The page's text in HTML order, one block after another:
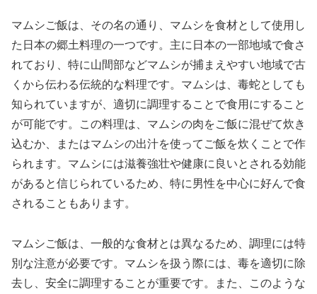
マムシご飯は、その名の通り、マムシを食材として使用し
た日本の郷土料理の一つです。主に日本の一部地域で食さ
れており、特に山間部などマムシが捕まえやすい地域で古
くから伝わる伝統的な料理です。マムシは、毒蛇としても
知られていますが、適切に調理することで食用にすること
が可能です。この料理は、マムシの肉をご飯に混ぜて炊き
込むか、またはマムシの出汁を使ってご飯を炊くことで作
られます。マムシには滋養強壮や健康に良いとされる効能
があると信じられているため、特に男性を中心に好んで食
されることもあります。
マムシご飯は、一般的な食材とは異なるため、調理には特
別な注意が必要です。マムシを扱う際には、毒を適切に除
去し、安全に調理することが重要です。また、このような